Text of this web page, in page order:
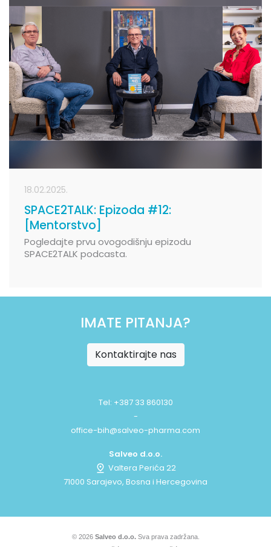
18.02.2025.
SPACE2TALK: Epizoda #12:
[Mentorstvo]
Pogledajte prvu ovogodišnju epizodu
SPACE2TALK podcasta.
IMATE PITANJA?
Kontaktirajte nas
Tel: +387 33 860130
-
office-bih@salveo-pharma.com
Salveo d.o.o.
Valtera Perića 22
71000 Sarajevo, Bosna i Hercegovina
© 2026 Salveo d.o.o.Sva prava zadržana.